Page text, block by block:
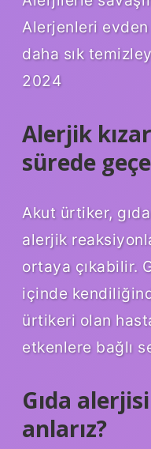
Alerjenleri
daha sık
2024
Alerjik
sürede
Akut ürtiker,
alerjik
ortaya çıkabilir.
içinde
ürtikeri olan
etkenlere bağlı
Gıda
anlarız?